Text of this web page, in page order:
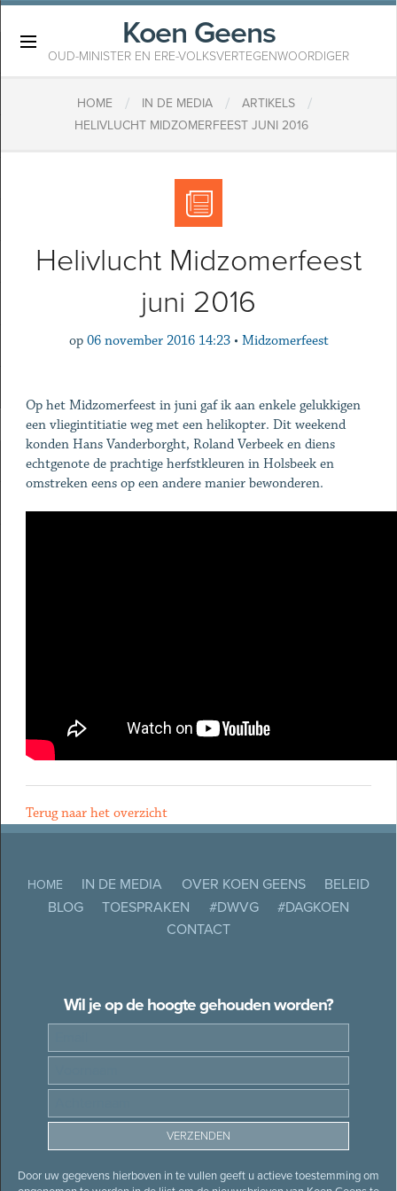
Koen Geens
OUD-MINISTER EN ERE-VOLKSVERTEGENWOORDIGER
HOME / IN DE MEDIA / ARTIKELS /
HELIVLUCHT MIDZOMERFEEST JUNI 2016
Helivlucht Midzomerfeest
juni 2016
op 06 november 2016 14:23 • Midzomerfeest
Op het Midzomerfeest in juni gaf ik aan enkele gelukkigen
een vliegintitiatie weg met een helikopter. Dit weekend
konden Hans Vanderborght, Roland Verbeek en diens
echtgenote de prachtige herfstkleuren in Holsbeek en
omstreken eens op een andere manier bewonderen.
Terug naar het overzicht
HOME IN DE MEDIA OVER KOEN GEENS
BELEID
BLOG
TOESPRAKEN #DWVG
#DAGKOEN
CONTACT
Wil je op de hoogte gehouden worden?
Door uw gegevens hierboven in te vullen geeft u actieve toestemming om